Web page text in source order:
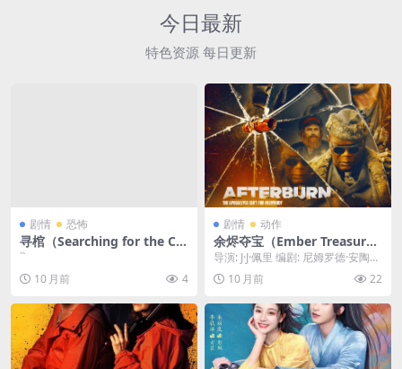
今日最新
特色资源 每日更新
剧情 恐怖
寻棺（Searching for the Co
ffin）-2025-悬疑/恐怖-免费
下载 ⚰️一个男人在为父亲下
葬时，却发现棺材里是空的，
了一场“寻棺”之旅，却也因此
揭开了一个关于家族的恐怖秘
密⚰️｜ CN
``
10 月前
4
剧情 动作
余烬夺宝（Ember Treasure
Hunt）-2025-冒险/动作-免费
下载 🔥一个考古学家，根据
一份从战火“余烬”中抢救出来
落国度宝藏的冒险之旅🔥｜ C
N
导演: J·J·佩里 编剧: 尼姆罗德·安陶尔
/ 斯科特·奇特伍德 / 保罗·...
10 月前 22